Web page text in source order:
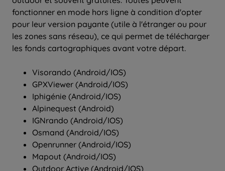
fonctionner en mode hors ligne à condition d'opter
pour leur version payante (utile à l'étranger ou pour
les zones sans réseau), ce qui permet de télécharger
les fonds cartographiques avant votre départ.
Visorando (Android/IOS)
GPXViewer (Android/IOS)
Iphigénie (Android/IOS)
Alpinequest (Android)
IGNrando (Android/IOS)
Osmand (Android/IOS)
Openrunner (Android/IOS)
Mapout (Android/IOS)
Outdoor Active (Android/IOS)